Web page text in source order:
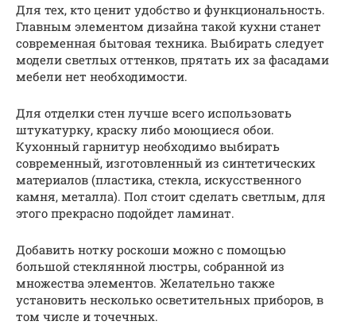
Для тех, кто ценит удобство и функциональность.
Главным элементом дизайна такой кухни станет
современная бытовая техника. Выбирать следует
модели светлых оттенков, прятать их за фасадами
мебели нет необходимости.
Для отделки стен лучше всего использовать
штукатурку, краску либо моющиеся обои.
Кухонный гарнитур необходимо выбирать
современный, изготовленный из синтетических
материалов (пластика, стекла, искусственного
камня, металла). Пол стоит сделать светлым, для
этого прекрасно подойдет ламинат.
Добавить нотку роскоши можно с помощью
большой стеклянной люстры, собранной из
множества элементов. Желательно также
установить несколько осветительных приборов, в
том числе и точечных.